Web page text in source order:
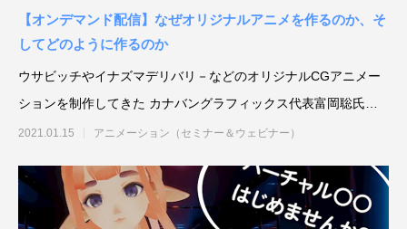
【オンデマンド配信】なぜオリジナルアニメを作るのか、そ
してどのように作るのか
ウサビッチやイナズマデリバリ－などのオリジナルCGアニメー
ションを制作してきた カナバングラフィックス代表富岡聡氏に
よるウェビナー配信中！
2021.01.15 アニメーション（セミナー＆ウェビナー）